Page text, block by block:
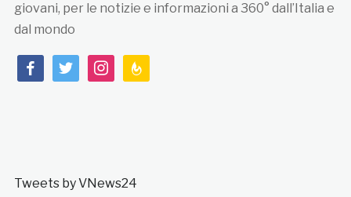
giovani, per le notizie e informazioni a 360° dall’Italia e
dal mondo
facebooktwitterinstagramfeedburner
Tweets by VNews24